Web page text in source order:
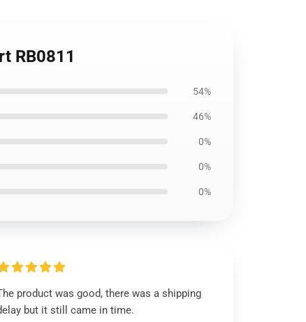
RB0811
54%
46%
0%
0%
0%
product was good, there was a shipping
but it still came in time.